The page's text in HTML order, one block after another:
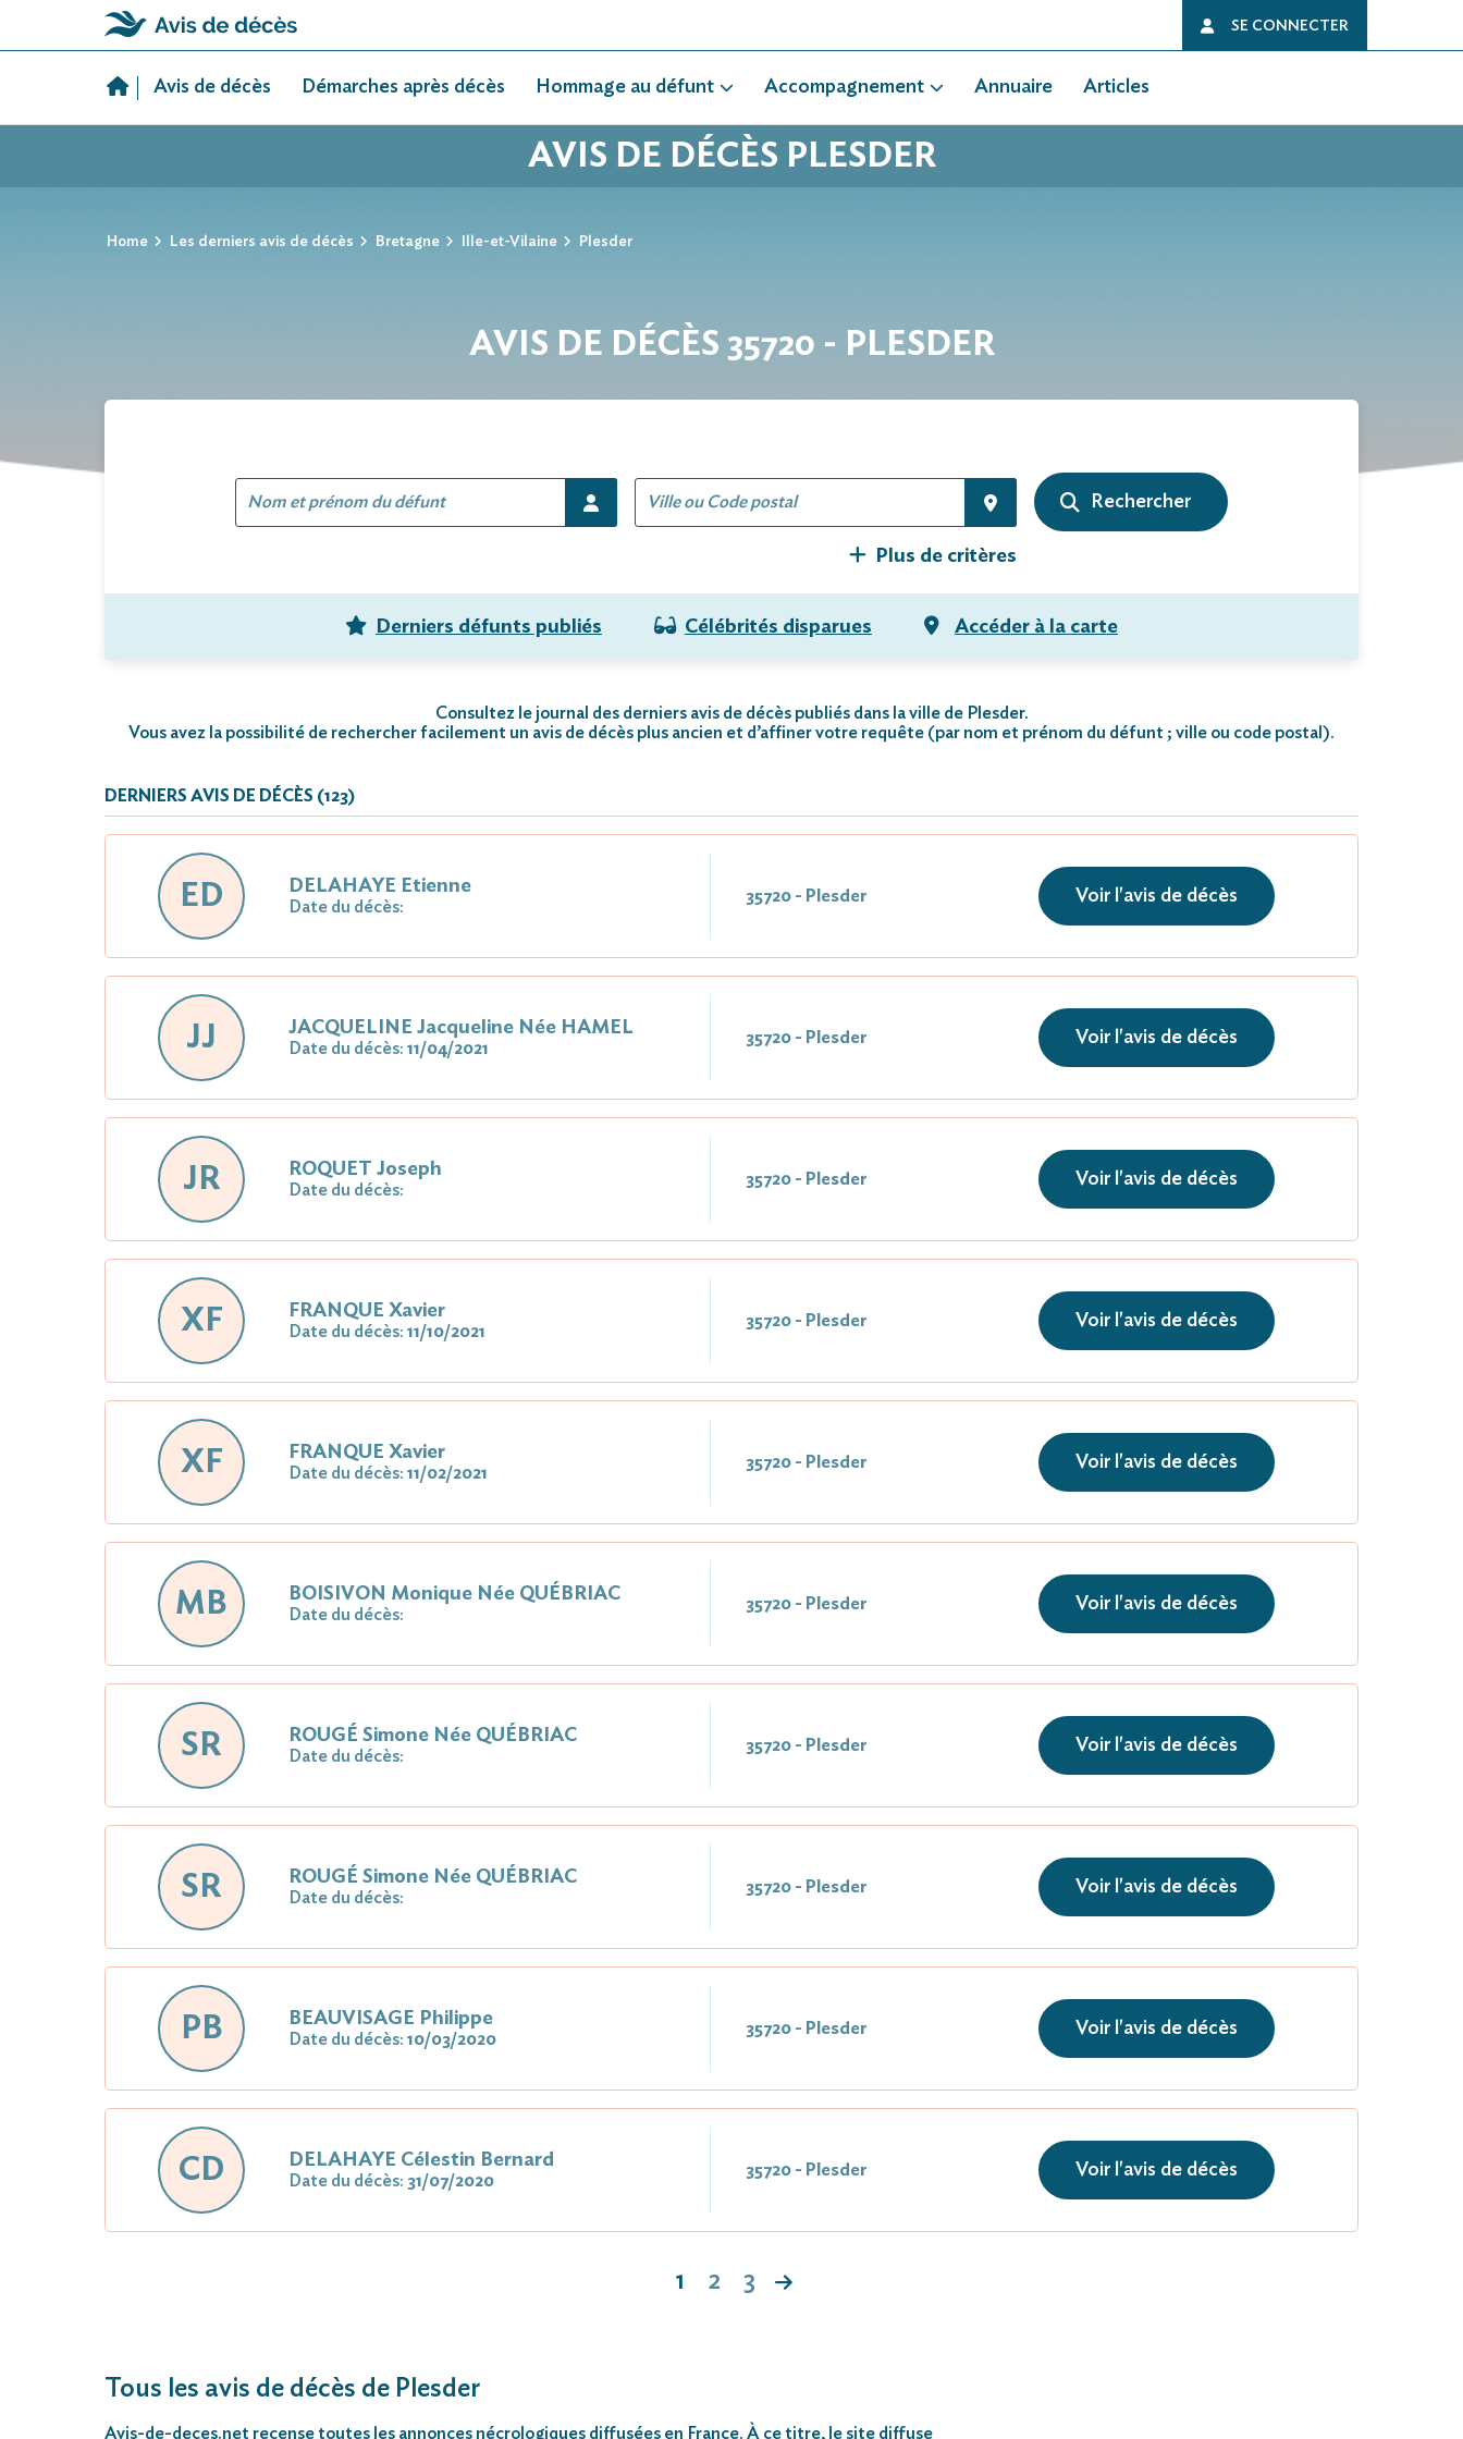
SE CONNECTER
Avis de décès Démarches après décès Hommage au défunt Accompagnement Annuaire Articles
AVIS DE DÉCÈS PLESDER
Home Les derniers avis de décès Bretagne Ille-et-Vilaine Plesder
AVIS DE DÉCÈS 35720 - PLESDER
Plus de critères
Derniers défunts publiés Célébrités disparues Accéder à la carte
Consultez le journal des derniers avis de décès publiés dans la ville de Plesder.
Vous avez la possibilité de rechercher facilement un avis de décès plus ancien et d’affiner votre requête (par nom et prénom du défunt ; ville ou code postal).
DERNIERS AVIS DE DÉCÈS (123)
ED DELAHAYE Etienne
Date du décès:
35720 - Plesder Voir l'avis de décès
JJ JACQUELINE Jacqueline Née HAMEL
Date du décès: 11/04/2021
35720 - Plesder Voir l'avis de décès
JR ROQUET Joseph
Date du décès:
35720 - Plesder Voir l'avis de décès
XF FRANQUE Xavier
Date du décès: 11/10/2021
35720 - Plesder Voir l'avis de décès
XF FRANQUE Xavier
Date du décès: 11/02/2021
35720 - Plesder Voir l'avis de décès
MB BOISIVON Monique Née QUÉBRIAC
Date du décès:
35720 - Plesder Voir l'avis de décès
SR ROUGÉ Simone Née QUÉBRIAC
Date du décès:
35720 - Plesder Voir l'avis de décès
SR ROUGÉ Simone Née QUÉBRIAC
Date du décès:
35720 - Plesder Voir l'avis de décès
PB BEAUVISAGE Philippe
Date du décès: 10/03/2020
35720 - Plesder Voir l'avis de décès
CD DELAHAYE Célestin Bernard
Date du décès: 31/07/2020
35720 - Plesder Voir l'avis de décès
1 2 3
Tous les avis de décès de Plesder
Avis-de-deces.net recense toutes les annonces nécrologiques diffusées en France. À ce titre, le site diffuse